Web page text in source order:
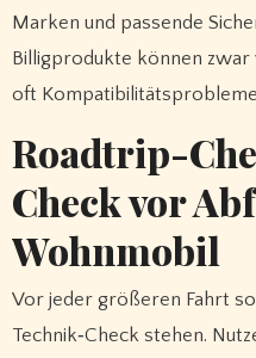
Marken und passende
Billigprodukte können
oft
Roadtrip-
Check vor
Wohnmobil
Vor jeder größeren Fahrt
Technik‑Check stehen.